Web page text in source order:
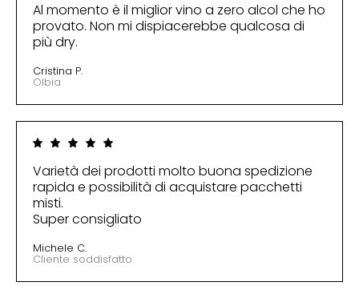
Al momento è il miglior vino a zero alcol che ho
provato. Non mi dispiacerebbe qualcosa di
più dry.
Cristina P.
Olbia
Varietà dei prodotti molto buona spedizione
rapida e possibilità di acquistare pacchetti
misti.
Super consigliato
Michele C.
Cliente soddisfatto